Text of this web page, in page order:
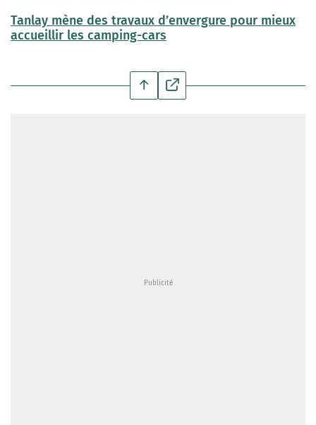
Tanlay mène des travaux d’envergure pour mieux
accueillir les camping-cars